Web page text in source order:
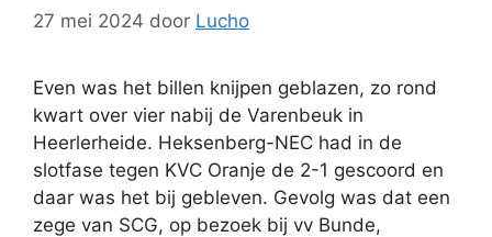
27 mei 2024 door Lucho
Even was het billen knijpen geblazen, zo rond
kwart over vier nabij de Varenbeuk in
Heerlerheide. Heksenberg-NEC had in de
slotfase tegen KVC Oranje de 2-1 gescoord en
daar was het bij gebleven. Gevolg was dat een
zege van SCG, op bezoek bij vv Bunde,